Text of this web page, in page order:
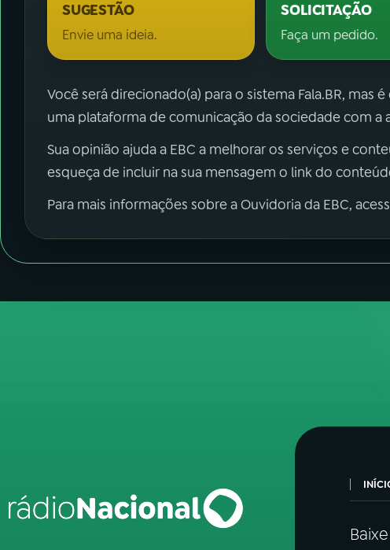
SUGESTÃO
Envie uma ideia.
SOLICITAÇÃO
Faça um pedido.
Você será direcionado(a) para o sistema Fala.BR, mas
uma plataforma de comunicação da sociedade com
Sua opinião ajuda a EBC a melhorar os serviços e
esqueça de incluir na sua mensagem o link do
Para mais informações sobre a Ouvidoria da EBC,